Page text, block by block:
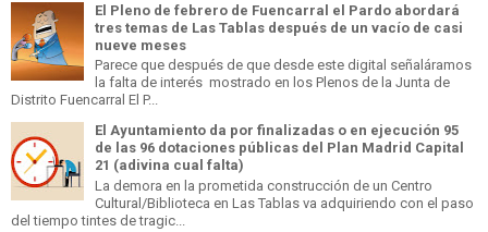
El Pleno de febrero de Fuencarral el Pardo abordará
tres temas de Las Tablas después de un vacío de casi
nueve meses
Parece que después de que desde este digital señaláramos
la falta de interés mostrado en los Plenos de la Junta de
Distrito Fuencarral El P...
El Ayuntamiento da por finalizadas o en ejecución 95
de las 96 dotaciones públicas del Plan Madrid Capital
21 (adivina cual falta)
La demora en la prometida construcción de un Centro
Cultural/Biblioteca en Las Tablas va adquiriendo con el paso
del tiempo tintes de tragic...